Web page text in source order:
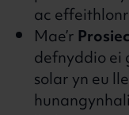
ac
Mae’r
defnyddio ei
solar yn eu